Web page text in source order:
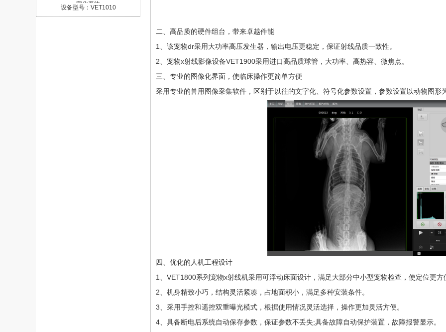
二、高品质的硬件组台，带来卓越件能
1、该宠物dr采用大功率高压发生器，输出电压更稳定，保证射线品质一致性。
2、宠物x射线影像设备VET1900采用进口高品质球管，大功率、高热容、微焦点。
三、专业的图像化界面，使临床操作更简单方便
采用专业的兽用图像采集软件，区别于以往的文字化、符号化参数设置，参数设置以动物图
四、优化的人机工程设计
1、VET1800系列宠物x射线机采用可浮动床面设计，满足大部分中小型宠物检查，使定位更方
2、机身精致小巧，结构灵活紧凑，占地面积小，满足多种安装条件。
3、采用手控和遥控双重曝光模式，根据使用情况灵活选择，操作更加灵活方便。
4、具备断电后系统自动保存参数，保证参数不丢失;具备故障自动保护装置，故障报警显示。
字化系统
设备型号：VET1010